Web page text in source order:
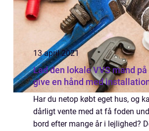
13 april 2021
Lad den lokale VVS mand
give en hånd med
Har du netop købt eget hus, og
dårligt vente med at få foden
bord efter mange år i lejlighed?